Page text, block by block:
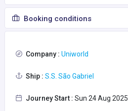
Booking conditions
Company : Uniworld
Ship : S.S. São Gabriel
Journey Start : Sun 24 Aug 2025